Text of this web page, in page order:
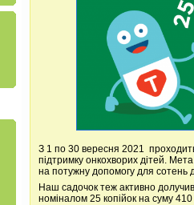
З 1 по 30 вересня 2021
підтримку онкохворих дітей.
на потужну допомогу для сотень
Наш садочок теж активно
номіналом 25 копійок на суму 410